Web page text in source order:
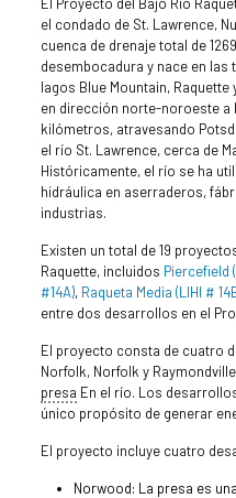
el condado de St. Lawrence,
cuenca de drenaje total de
desembocadura y nace en
lagos Blue Mountain,
en dirección norte-noroeste a
kilómetros, atravesando
el río St. Lawrence, cerca de
Históricamente, el río se ha
hidráulica en aserraderos,
industrias.
Existen un total de 19
Raquette, incluidos Piercefield
#14A), Raqueta Media (LIHI #
entre dos desarrollos en el
El proyecto consta de cuatro
Norfolk, Norfolk y
presa En el río. Los
único propósito de generar
El proyecto incluye cuatro
Norwood: La presa es